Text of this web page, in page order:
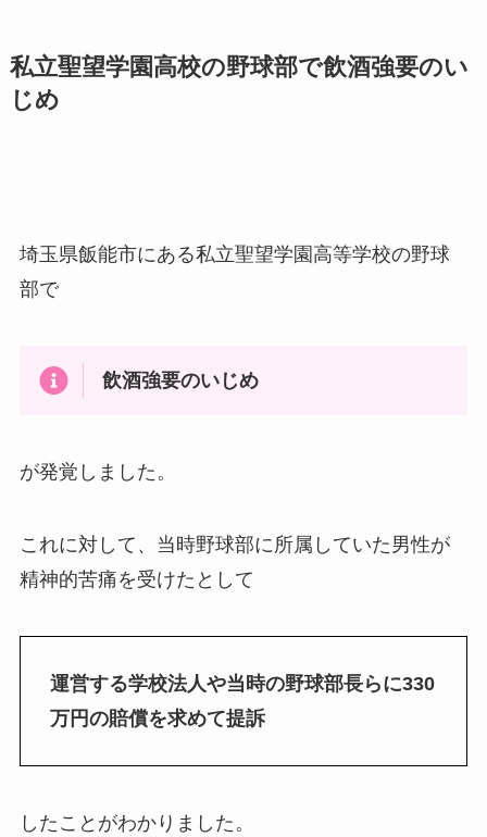
私立聖望学園高校の野球部で飲酒強要のい
じめ
埼玉県飯能市にある私立聖望学園高等学校の野球
部で
飲酒強要のいじめ
が発覚しました。
これに対して、当時野球部に所属していた男性が
精神的苦痛を受けたとして
運営する学校法人や当時の野球部長らに330
万円の賠償を求めて提訴
したことがわかりました。